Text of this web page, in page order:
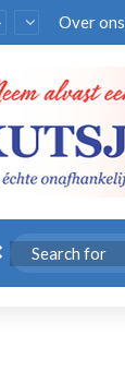
Over ons
Random Article